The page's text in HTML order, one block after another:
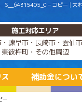
S__64315405_0 – コピー | 大
施工対応エリア
諫早市・長崎市・雲仙市
東彼杵町・その他周辺
補助金につい
ー